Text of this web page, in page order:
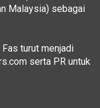
Malaysia) sebagai
turut menjadi
serta PR untuk